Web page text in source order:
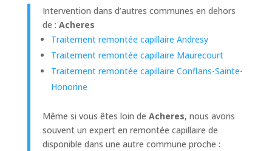
Intervention dans d’autres communes en dehors
de : Acheres
Traitement remontée capillaire Andresy
Traitement remontée capillaire Maurecourt
Traitement remontée capillaire Conflans-Sainte-
Honorine
Même si vous êtes loin de Acheres, nous avons
souvent un expert en remontée capillaire de
disponible dans une autre commune proche :